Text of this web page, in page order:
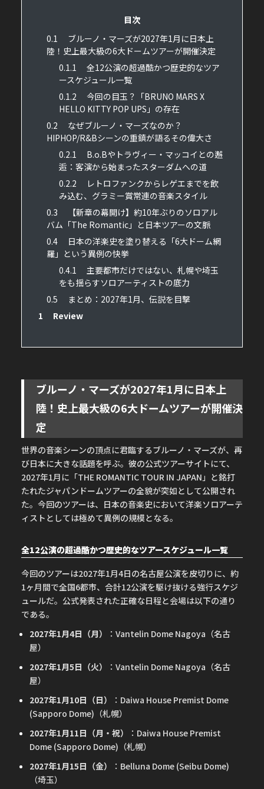
目次
0.1
ブルーノ・マーズが2027年1月に日本上
陸！史上最大級の6大ドームツアーが開催決定
0.1.1
全12公演の超過酷かつ歴史的なツア
ースケジュール一覧
0.1.2
今回の目玉？「BRUNO MARS X
HELLO KITTY POP UPS」の存在
0.2
なぜブルーノ・マーズなのか？
HIPHOP/R&Bシーンの重鎮が語るその偉大さ
0.2.1
B.o.Bやトラヴィー・マッコイとの邂
逅：客演から始まったスターダムへの道
0.2.2
レトロファンクからレゲエまでを飲
み込む、グラミー賞常連の音楽スタイル
0.3
【新章の幕開け】約10年ぶりのソロアル
バム「The Romantic」と日本ツアーの文脈
0.4
日本の洋楽史を塗り替える「6大ドーム網
羅」という異例の快挙
0.4.1
主要都市だけではない、札幌や埼玉
をも揺らすソロアーティストの底力
0.5
まとめ：2027年1月、伝説を目撃
1
Review
ブルーノ・マーズが2027年1月に日本上
陸！史上最大級の6大ドームツアーが開催決
定
世界の音楽シーンの頂点に君臨するブルーノ・マーズが、再
び日本に大きな話題を呼ぶ。彼の公式ツアーサイトにて、
2027年1月に「THE ROMANTIC TOUR IN JAPAN」と銘打
たれたジャパンドームツアーの全貌が突如として公開され
た。今回のツアーは、日本の音楽史において洋楽ソロアーテ
ィストとしては極めて異例の規模となる。
全12公演の超過酷かつ歴史的なツアースケジュール一覧
今回のツアーは2027年1月4日の名古屋公演を皮切りに、約
1ヶ月間で全国6都市、合計12公演を駆け抜ける強行スケジ
ュールだ。公式発表された正確な日程と会場は以下の通り
である。
2027年1月4日（月）
：Vantelin Dome Nagoya（名古
屋）
2027年1月5日（火）
：Vantelin Dome Nagoya（名古
屋）
2027年1月10日（日）
：Daiwa House Premist Dome
(Sapporo Dome)（札幌）
2027年1月11日（月・祝）
：Daiwa House Premist
Dome (Sapporo Dome)（札幌）
2027年1月15日（金）
：Belluna Dome (Seibu Dome)
（埼玉）